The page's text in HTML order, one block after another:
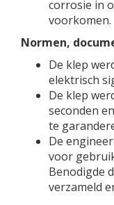
corrosie in
voorkomen.
Normen,
De klep
elektrisch
De klep
seconden
te
De
voor
Benodigde
verzameld